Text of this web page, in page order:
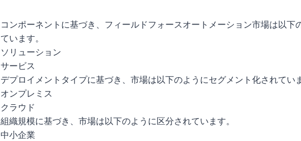
コンポーネントに基づき、フィールドフォースオートメーション市場は以下
ています。
ソリューション
サービス
デプロイメントタイプに基づき、市場は以下のようにセグメント化されてい
オンプレミス
クラウド
組織規模に基づき、市場は以下のように区分されています。
中小企業